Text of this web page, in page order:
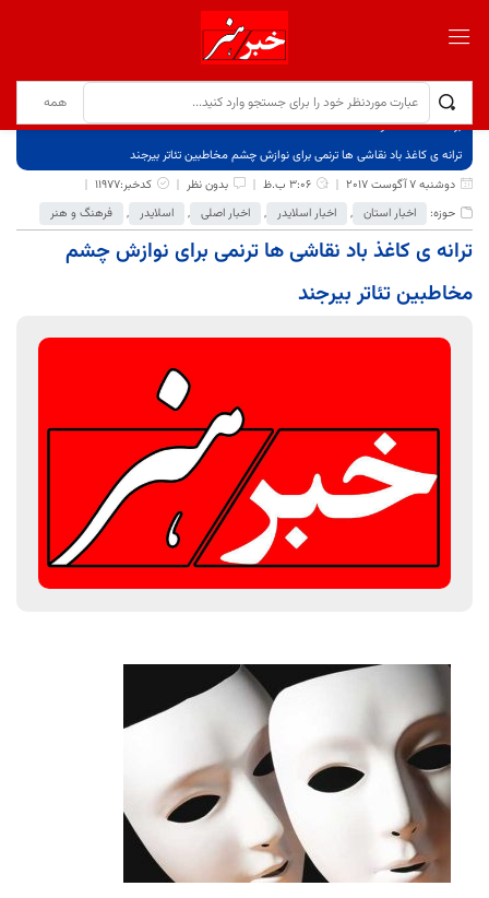
برگ نخست
نوشته‌ها
ترانه ی کاغذ باد نقاشی ها ترنمی برای نوازش چشم مخاطبین تئاتر بیرجند
دوشنبه 7 آگوست 2017
3:06 ب.ظ بدون نظر
کدخبر:11977
حوزه:
اخبار استان , اخبار اسلایدر , اخبار اصلی , اسلایدر , فرهنگ و هنر
ترانه ی کاغذ باد نقاشی ها ترنمی برای نوازش چشم
مخاطبین تئاتر بیرجند